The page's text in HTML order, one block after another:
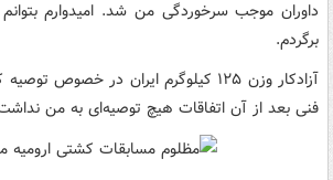
داوران موجب سرخوردگی من شد. امیدوارم
برگردم.
آزادکار وزن ۱۲۵ کیلوگرم ایران در
فنی بعد از آن اتفاقات هیچ توصیه‌ای به من